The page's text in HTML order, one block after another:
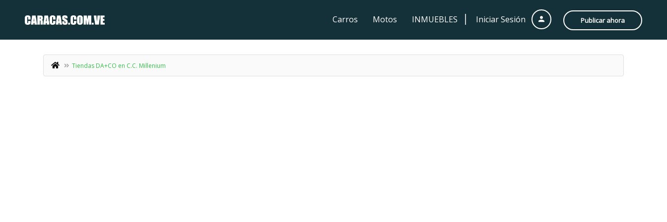
Iniciar Sesión Publicar ahora
Carros Motos INMUEBLES
Tiendas DA+CO en C.C. Millenium